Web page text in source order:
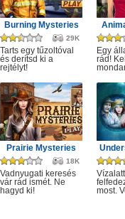
Burning Mysteries
29K
Tarts egy tűzoltóval
és derítsd ki a
rejtélyt!
Egy
rád!
Prairie Mysteries
18K
Vadnyugati keresés
vár rád ismét. Ne
hagyd ki!
most.